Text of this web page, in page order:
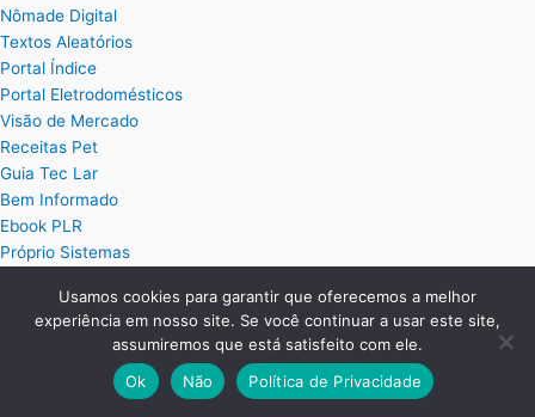
Nômade Digital
Textos Aleatórios
Portal Índice
Portal Eletrodomésticos
Visão de Mercado
Receitas Pet
Guia Tec Lar
Bem Informado
Ebook PLR
Próprio Sistemas
Posts
Planilha Excel de Cálculo de Hora Extra
Planilha Excel para Plano de Cargos e Salários
Usamos cookies para garantir que oferecemos a melhor
experiência em nosso site. Se você continuar a usar este site,
assumiremos que está satisfeito com ele.
Ok
Não Política de Privacidade